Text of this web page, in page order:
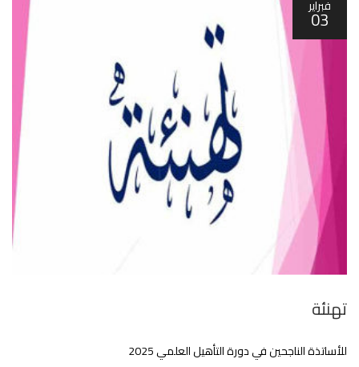
فبراير
03
تهنئة
للأساتذة الناجحين في دورة التأهيل العلمي 2025